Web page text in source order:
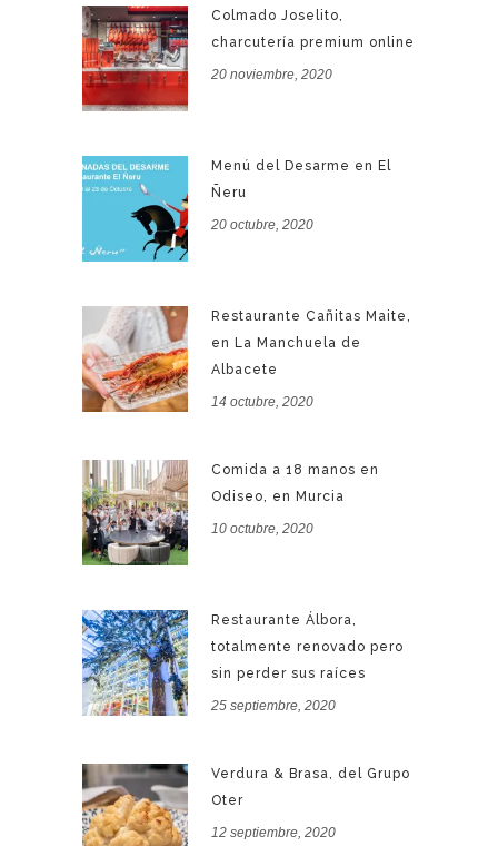
Colmado Joselito,
charcutería premium online
20 noviembre, 2020
Menú del Desarme en El
Ñeru
20 octubre, 2020
Restaurante Cañitas Maite,
en La Manchuela de
Albacete
14 octubre, 2020
Comida a 18 manos en
Odiseo, en Murcia
10 octubre, 2020
Restaurante Álbora,
totalmente renovado pero
sin perder sus raíces
25 septiembre, 2020
Verdura & Brasa, del Grupo
Oter
12 septiembre, 2020